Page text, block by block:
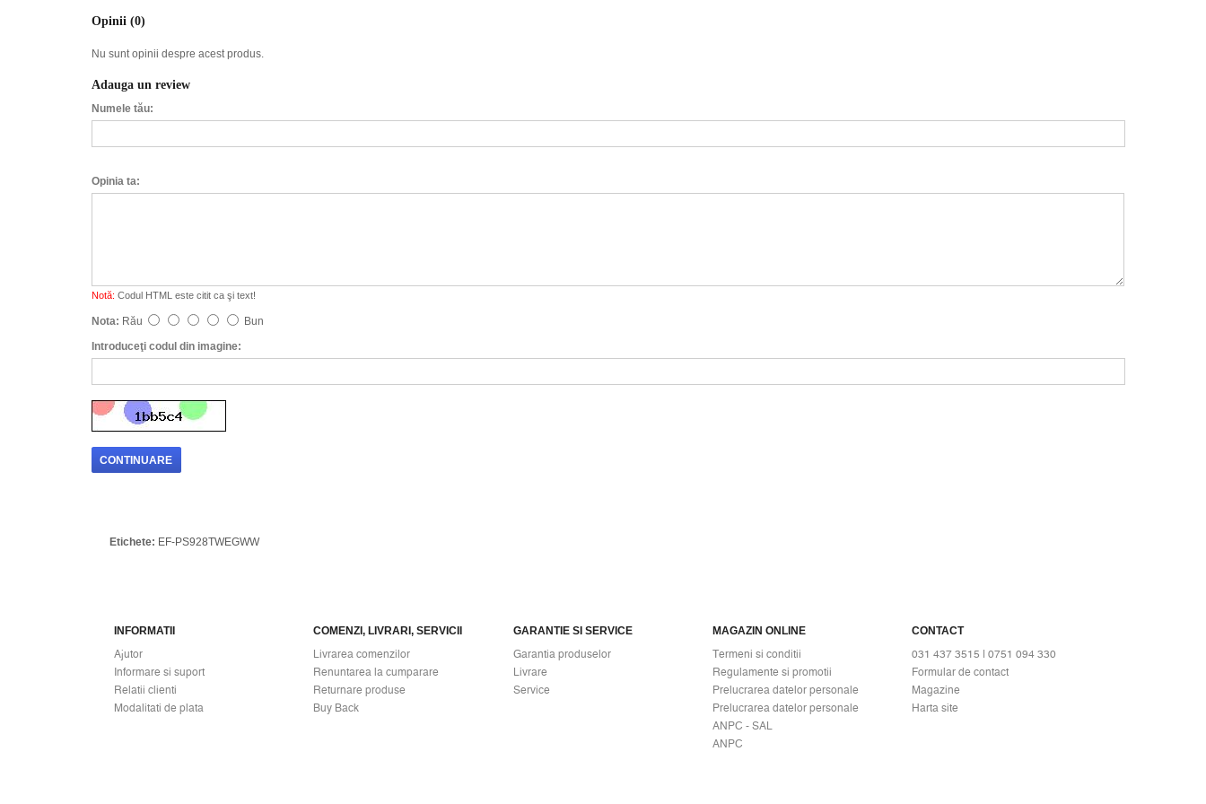
Opinii (0)
Nu sunt opinii despre acest produs.
Adauga un review
Numele tău:
Opinia ta:
Notă: Codul HTML este citit ca şi text!
Nota: Rău
Bun
Introduceţi codul din imagine:
CONTINUARE
Etichete: EF-PS928TWEGWW
INFORMATII
Ajutor
Informare si suport
Relatii clienti
Modalitati de plata
COMENZI, LIVRARI, SERVICII
Livrarea comenzilor
Renuntarea la cumparare
Returnare produse
Buy Back
GARANTIE SI SERVICE
Garantia produselor
Livrare
Service
MAGAZIN ONLINE
Termeni si conditii
Regulamente si promotii
Prelucrarea datelor personale
Prelucrarea datelor personale
ANPC - SAL
ANPC
CONTACT
031 437 3515 | 0751 094 330
Formular de contact
Magazine
Harta site